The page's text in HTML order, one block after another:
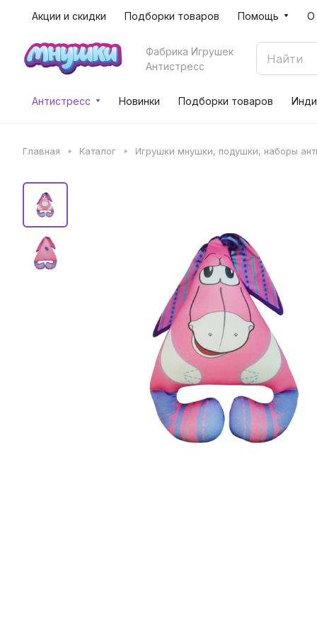
Акции и скидки Подборки товаров Помощь О
Фабрика Игрушек
Антистресс
Антистресс Новинки Подборки товаров
Главная Каталог Игрушки мнушки, подушки, наборы